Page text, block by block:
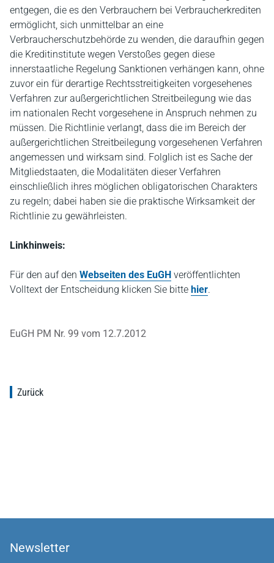
entgegen, die es den Verbrauchern bei Verbraucherkrediten
ermöglicht, sich unmittelbar an eine
Verbraucherschutzbehörde zu wenden, die daraufhin gegen
die Kreditinstitute wegen Verstoßes gegen diese
innerstaatliche Regelung Sanktionen verhängen kann, ohne
zuvor ein für derartige Rechtsstreitigkeiten vorgesehenes
Verfahren zur außergerichtlichen Streitbeilegung wie das
im nationalen Recht vorgesehene in Anspruch nehmen zu
müssen. Die Richtlinie verlangt, dass die im Bereich der
außergerichtlichen Streitbeilegung vorgesehenen Verfahren
angemessen und wirksam sind. Folglich ist es Sache der
Mitgliedstaaten, die Modalitäten dieser Verfahren
einschließlich ihres möglichen obligatorischen Charakters
zu regeln; dabei haben sie die praktische Wirksamkeit der
Richtlinie zu gewährleisten.
Linkhinweis:
Für den auf den Webseiten des EuGH veröffentlichten
Volltext der Entscheidung klicken Sie bitte hier.
EuGH PM Nr. 99 vom 12.7.2012
Zurück
Newsletter